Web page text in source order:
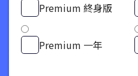
Premium 終身版
Premium 一年